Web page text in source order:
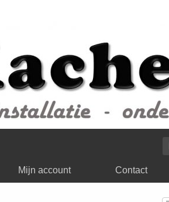
Mijn account Contact